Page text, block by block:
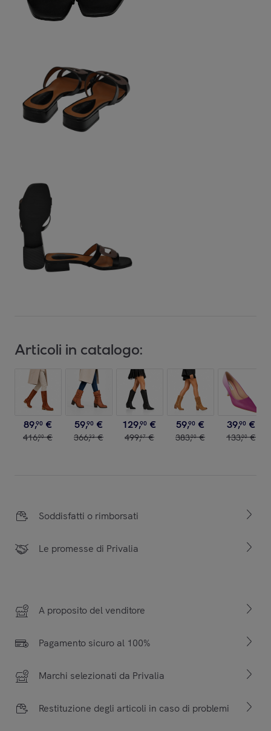
Articoli in catalogo:
89,90 €
416,00 €
59,90 €
366,33 €
129,90 €
499,67 €
59,90 €
383,00 €
39,90 €
133,00 €
Soddisfatti o rimborsati
Le promesse di Privalia
A proposito del venditore
Pagamento sicuro al 100%
Marchi selezionati da Privalia
Restituzione degli articoli in caso di problemi